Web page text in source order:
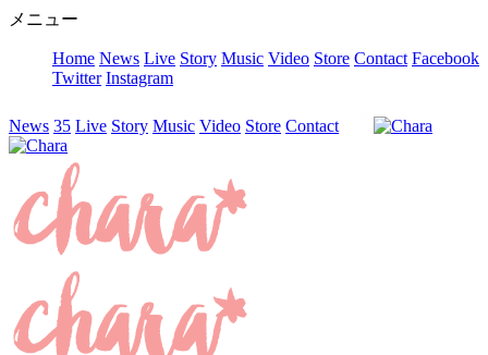
メニュー
Home News Live Story Music Video Store Contact Facebook
Twitter Instagram
News 35 Live Story Music Video Store Contact